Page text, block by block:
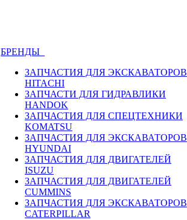
БРЕНДЫ
ЗАПЧАСТИЯ ДЛЯ ЭКСКАВАТОРОВ
HITACHI
ЗАПЧАСТИ ДЛЯ ГИДРАВЛИКИ
HANDOK
ЗАПЧАСТИЯ ДЛЯ СПЕЦТЕХНИКИ
KOMATSU
ЗАПЧАСТИЯ ДЛЯ ЭКСКАВАТОРОВ
HYUNDAI
ЗАПЧАСТИЯ ДЛЯ ДВИГАТЕЛЕЙ
ISUZU
ЗАПЧАСТИЯ ДЛЯ ДВИГАТЕЛЕЙ
CUMMINS
ЗАПЧАСТИЯ ДЛЯ ЭКСКАВАТОРОВ
CATERPILLAR